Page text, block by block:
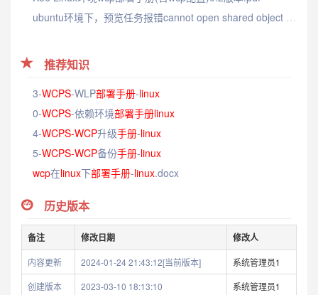
ubuntu环境下，预览任务报错cannot open shared object file及解决方案
推荐知识
3-WCPS-WLP部署手册-linux
0-WCPS-依赖环境部署手册linux
4-WCPS-WCP升级手册-linux
5-WCPS-WCP备份手册-linux
wcp在linux下部署手册-linux.docx
历史版本
备注 修改日期 修改人
内容更新 2024-01-24 21:43:12[当前版本]
系统管理员1
创建版本
2023-03-10 18:13:10 系统管理员1